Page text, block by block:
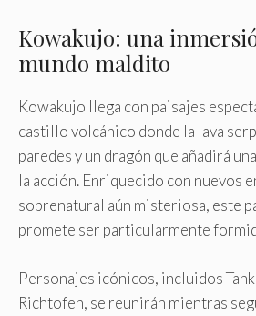
Kowakujo: una
mundo maldito
Kowakujo llega con paisajes
castillo volcánico donde la lava
paredes y un dragón que añadirá
la acción. Enriquecido con nuevos
sobrenatural aún misteriosa, este
promete ser particularmente
Personajes icónicos, incluidos
Richtofen, se reunirán mientras